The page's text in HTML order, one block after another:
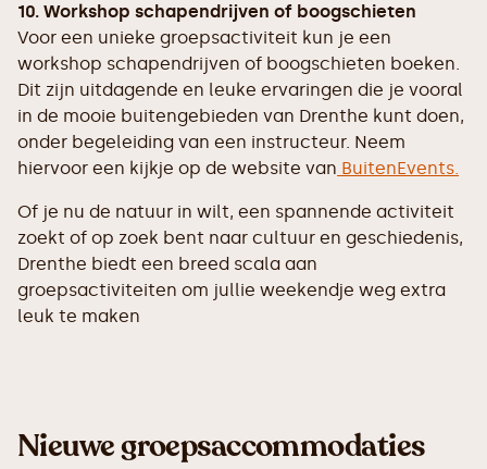
10. Workshop schapendrijven of boogschieten
Voor een unieke groepsactiviteit kun je een
workshop schapendrijven of boogschieten boeken.
Dit zijn uitdagende en leuke ervaringen die je vooral
in de mooie buitengebieden van Drenthe kunt doen,
onder begeleiding van een instructeur. Neem
hiervoor een kijkje op de website van BuitenEvents.
Of je nu de natuur in wilt, een spannende activiteit
zoekt of op zoek bent naar cultuur en geschiedenis,
Drenthe biedt een breed scala aan
groepsactiviteiten om jullie weekendje weg extra
leuk te maken
Nieuwe groepsaccommodaties